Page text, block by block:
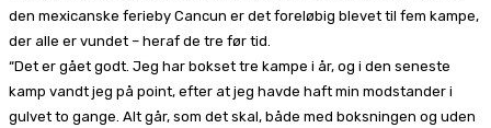
den mexicanske ferieby Cancun er det foreløbig blevet til fem kampe,
der alle er vundet – heraf de tre før tid.
“Det er gået godt. Jeg har bokset tre kampe i år, og i den seneste
kamp vandt jeg på point, efter at jeg havde haft min modstander i
gulvet to gange. Alt går, som det skal, både med boksningen og uden